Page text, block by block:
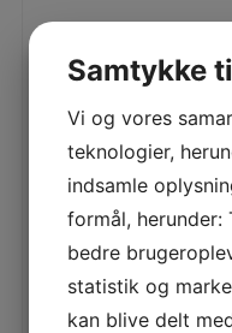
SPAR 5%
HUSQVARNA LB442I
BATTERIKLIPPER
Husqvarna LB 442i
Husqvarna LB 442i er en
solid, batteridrevet
plæneklipper med et 42
cm bioklip kl
5.899,00
LÆS MERE
Samtykke
Vi og vores
teknologier,
indsamle
formål, herunder:
bedre
statistik og
kan blive delt